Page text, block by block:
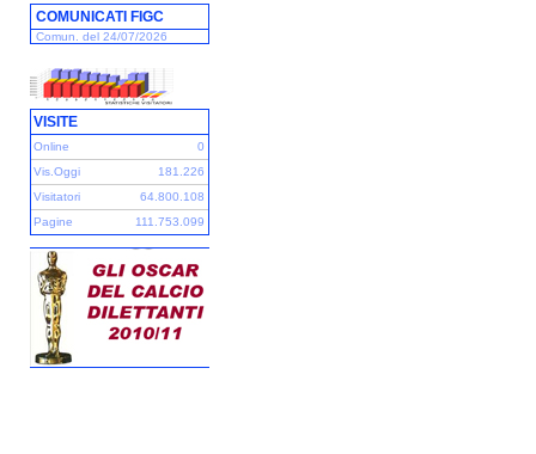
COMUNICATI FIGC
Comun. del 24/07/2026
VISITE
Online
0
Vis.Oggi
181.226
Visitatori
64.800.108
Pagine
111.753.099